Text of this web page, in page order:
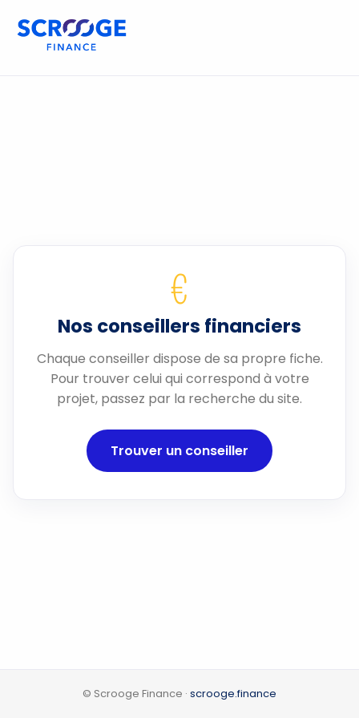
€
Nos conseillers financiers
Chaque conseiller dispose de sa propre fiche.
Pour trouver celui qui correspond à votre
projet, passez par la recherche du site.
Trouver un conseiller
© Scrooge Finance · scrooge.finance